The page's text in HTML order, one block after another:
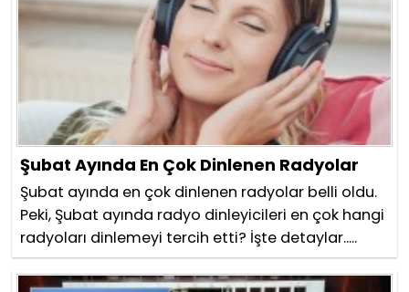
Şubat Ayında En Çok Dinlenen Radyolar
Şubat ayında en çok dinlenen radyolar belli oldu.
Peki, Şubat ayında radyo dinleyicileri en çok hangi
radyoları dinlemeyi tercih etti? İşte detaylar.....